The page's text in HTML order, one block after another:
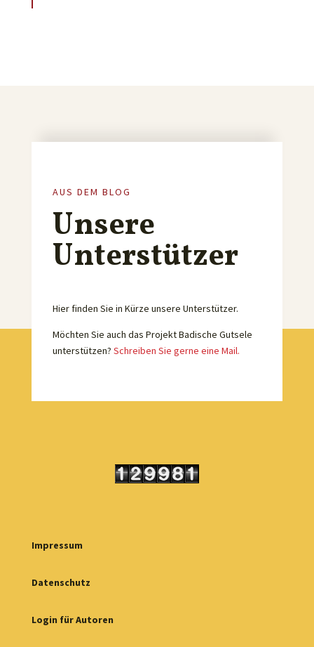
AUS DEM BLOG
Unsere
Unterstützer
Hier finden Sie in Kürze unsere Unterstützer.
Möchten Sie auch das Projekt Badische Gutsele
unterstützen? Schreiben Sie gerne eine Mail.
Impressum
Datenschutz
Login für Autoren